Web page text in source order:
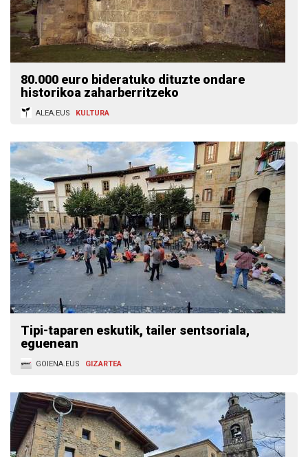
80.000 euro bideratuko dituzte ondare
historikoa zaharberritzeko
ALEA.EUS KULTURA
Tipi-taparen eskutik, tailer sentsoriala,
eguenean
GOIENA.EUS GIZARTEA